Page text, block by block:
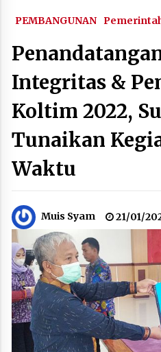
PEMBANGUNAN
Integritas &
Koltim 2022,
Tunaikan
Waktu
Muis Syam 21/01/